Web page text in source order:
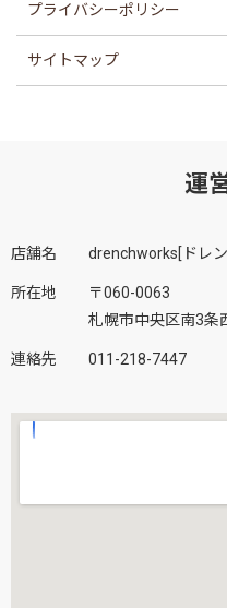
プライバシーポリシー
サイトマップ
運
店舗名 drenchworks[ドレ
所在地
〒060-0063
札幌市中央区南3条
連絡先 011-218-7447